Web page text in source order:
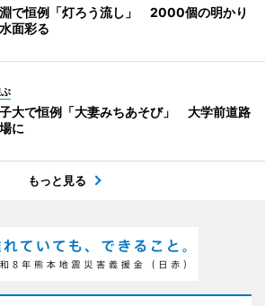
で恒例「灯ろう流し」 2000個の明かり
面彩る
大で恒例「大妻みちあそび」 大学前道路
に
もっと見る